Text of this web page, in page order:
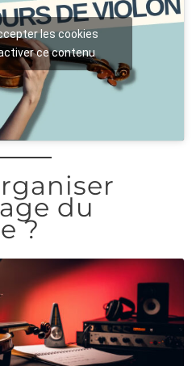
les cookies
ce contenu
du
?